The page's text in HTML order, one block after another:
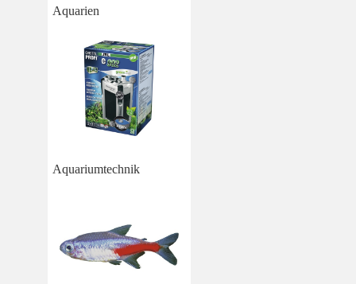
Aquarien
Aquariumtechnik